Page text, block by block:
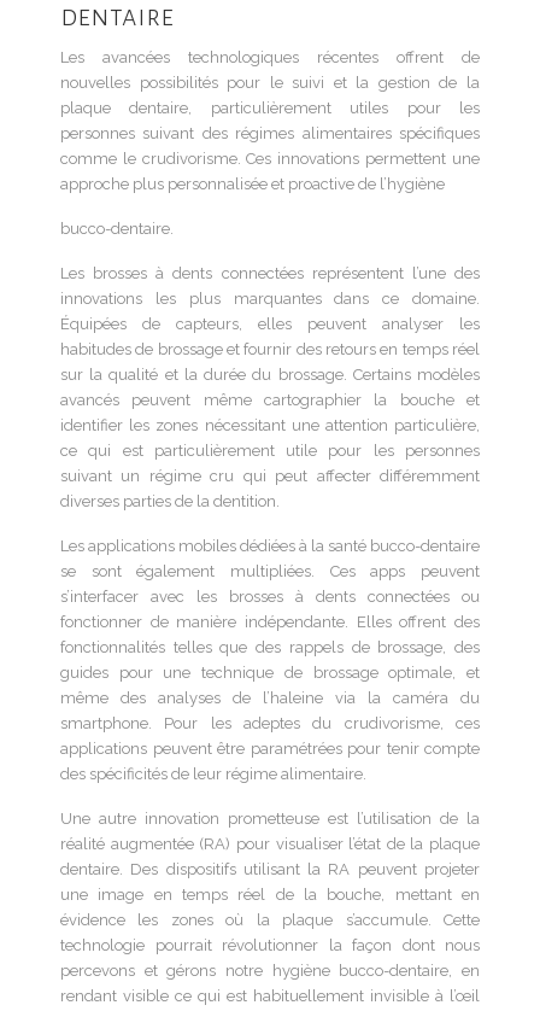
dentaire
Les avancées technologiques récentes offrent de
nouvelles possibilités pour le suivi et la gestion de la
plaque dentaire, particulièrement utiles pour les
personnes suivant des régimes alimentaires spécifiques
comme le crudivorisme. Ces innovations permettent une
approche plus personnalisée et proactive de l’hygiène
bucco-dentaire.
Les brosses à dents connectées représentent l’une des
innovations les plus marquantes dans ce domaine.
Équipées de capteurs, elles peuvent analyser les
habitudes de brossage et fournir des retours en temps réel
sur la qualité et la durée du brossage. Certains modèles
avancés peuvent même cartographier la bouche et
identifier les zones nécessitant une attention particulière,
ce qui est particulièrement utile pour les personnes
suivant un régime cru qui peut affecter différemment
diverses parties de la dentition.
Les applications mobiles dédiées à la santé bucco-dentaire
se sont également multipliées. Ces apps peuvent
s’interfacer avec les brosses à dents connectées ou
fonctionner de manière indépendante. Elles offrent des
fonctionnalités telles que des rappels de brossage, des
guides pour une technique de brossage optimale, et
même des analyses de l’haleine via la caméra du
smartphone. Pour les adeptes du crudivorisme, ces
applications peuvent être paramétrées pour tenir compte
des spécificités de leur régime alimentaire.
Une autre innovation prometteuse est l’utilisation de la
réalité augmentée (RA) pour visualiser l’état de la plaque
dentaire. Des dispositifs utilisant la RA peuvent projeter
une image en temps réel de la bouche, mettant en
évidence les zones où la plaque s’accumule. Cette
technologie pourrait révolutionner la façon dont nous
percevons et gérons notre hygiène bucco-dentaire, en
rendant visible ce qui est habituellement invisible à l’œil